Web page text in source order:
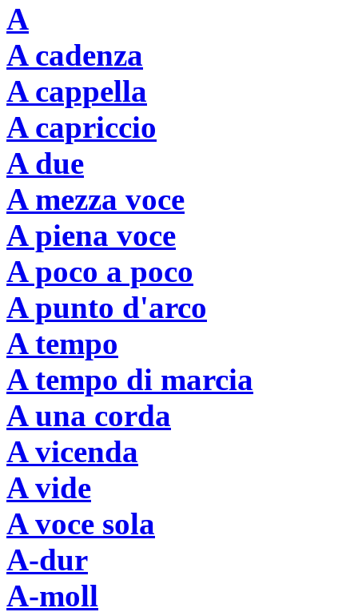
A
A cadenza
A cappella
A capriccio
A due
A mezza voce
A piena voce
A poco a poco
A punto d'arco
A tempo
A tempo di marcia
A una corda
A vicenda
A vide
A voce sola
A-dur
A-moll